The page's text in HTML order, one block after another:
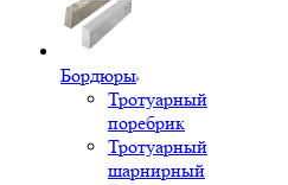
Бордюры
Тротуарный
поребрик
Тротуарный
шарнирный